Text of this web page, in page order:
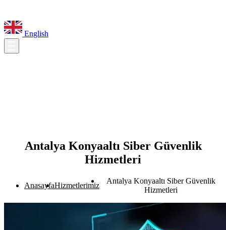
English
Antalya Konyaaltı Siber Güvenlik
Hizmetleri
AnasayfaHizmetlerimiz
Antalya Konyaaltı Siber Güvenlik
Hizmetleri